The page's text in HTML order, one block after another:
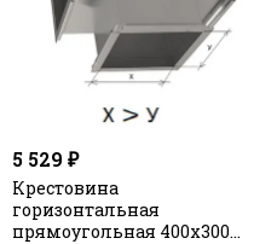
5 529 ₽
Крестовина
горизонтальная
прямоугольная 400х300